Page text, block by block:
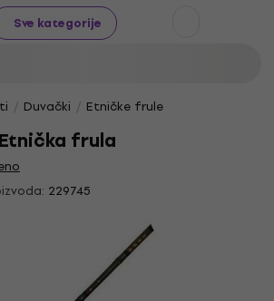
Sve kategorije
Duvački Etničke frule
frula
229745